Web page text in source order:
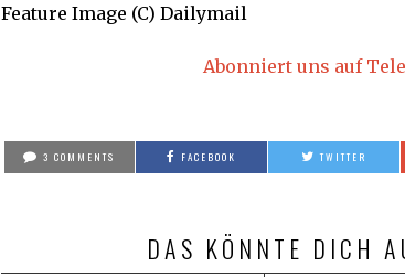
Feature Image (C) Dailymail
Abonniert uns auf
3 COMMENTS FACEBOOK TWITTER
DAS KÖNNTE DICH